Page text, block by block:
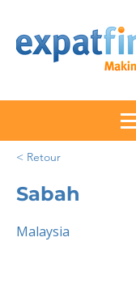
< Retour
Sabah
Malaysia